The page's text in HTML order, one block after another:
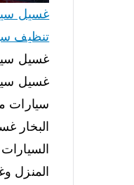
تنظيف
غسيل
غسيل
البخار
المنزل